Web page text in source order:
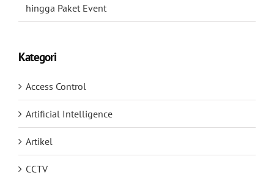
hingga Paket Event
Kategori
Access Control
Artificial Intelligence
Artikel
CCTV